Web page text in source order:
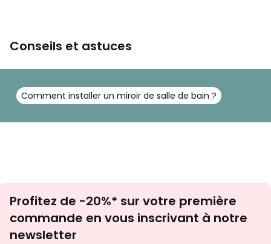
Conseils et astuces
Comment installer un miroir de salle de bain ?
newsletter
Profitez de -20%* sur votre première
commande en vous inscrivant à notre
newsletter